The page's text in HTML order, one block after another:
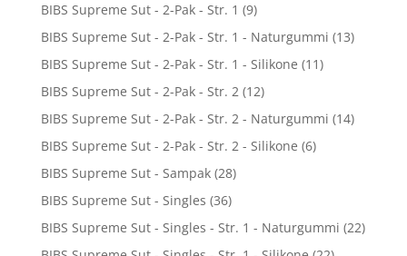
BIBS Supreme Sut - 2-Pak - Str. 1 (9)
BIBS Supreme Sut - 2-Pak - Str. 1 - Naturgummi (13)
BIBS Supreme Sut - 2-Pak - Str. 1 - Silikone (11)
BIBS Supreme Sut - 2-Pak - Str. 2 (12)
BIBS Supreme Sut - 2-Pak - Str. 2 - Naturgummi (14)
BIBS Supreme Sut - 2-Pak - Str. 2 - Silikone (6)
BIBS Supreme Sut - Sampak (28)
BIBS Supreme Sut - Singles (36)
BIBS Supreme Sut - Singles - Str. 1 - Naturgummi (22)